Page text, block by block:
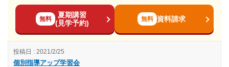
目的の達成理由
ので、きちんと理解してから次の単元に進める。
入塾時の学年
受講コース
コース・カリキュラム
高校２年コース
講師の教え方
塾内の環境
---
無料
夏期講習
(見学予約)
無料 資料請求
個別指導アップ学習会
投稿日 : 2021/2/25